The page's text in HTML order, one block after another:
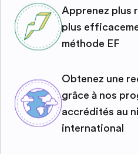
Apprenez plus
plus
méthode EF
Obtenez une
grâce à nos
accrédités au
international